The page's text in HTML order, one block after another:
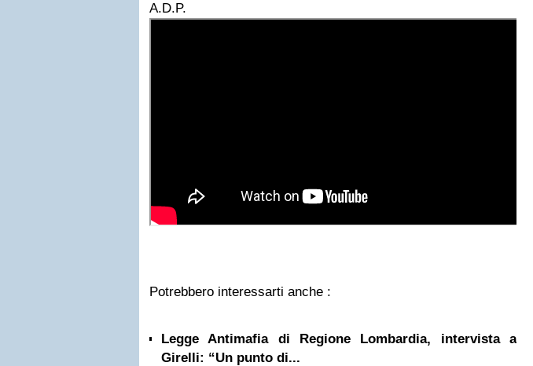
A.D.P.
Potrebbero interessarti anche :
Legge Antimafia di Regione Lombardia, intervista a
Girelli: “Un punto di...